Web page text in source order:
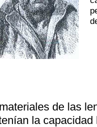
de las
la